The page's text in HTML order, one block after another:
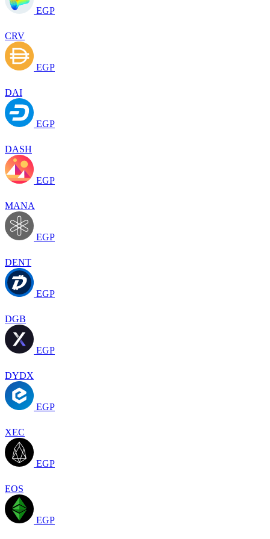
EGP
CRV
EGP
DAI
EGP
DASH
EGP
MANA
EGP
DENT
EGP
DGB
EGP
DYDX
EGP
XEC
EGP
EOS
EGP